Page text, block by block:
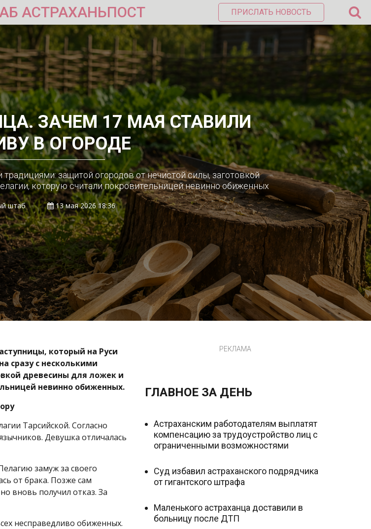
АСТРАХАНЬПОСТ ПРИСЛАТЬ НОВОСТЬ
ЗАЧЕМ 17 МАЯ СТАВИЛИ
В ОГОРОДЕ
защитой огородов от нечистой силы, заготовкой
которую считали покровительницей невинно обиженных
штаб 13 мая 2026 18:36
который на Руси
сразу с несколькими
древесины для ложек и
невинно обиженных.
Тарсийской. Согласно
Девушка отличалась
замуж за своего
от брака. Позже сам
вновь получил отказ. За
несправедливо обиженных.
РЕКЛАМА
ГЛАВНОЕ ЗА ДЕНЬ
Астраханским работодателям выплатят
компенсацию за трудоустройство лиц с
ограниченными возможностями
Суд избавил астраханского подрядчика
от гигантского штрафа
Маленького астраханца доставили в
больницу после ДТП